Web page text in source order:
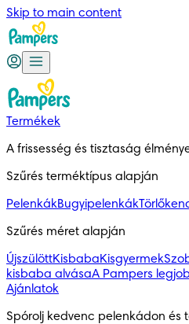
Skip to main content
Termékek
A frissesség és tisztaság
Szűrés terméktípus alapján
PelenkákBugyipelenkák
Szűrés méret alapján
ÚjszülöttKisbabaKisgyermek
kisbaba alvásaA Pampers
Ajánlatok
Spórolj kedvenc pelenkádon és